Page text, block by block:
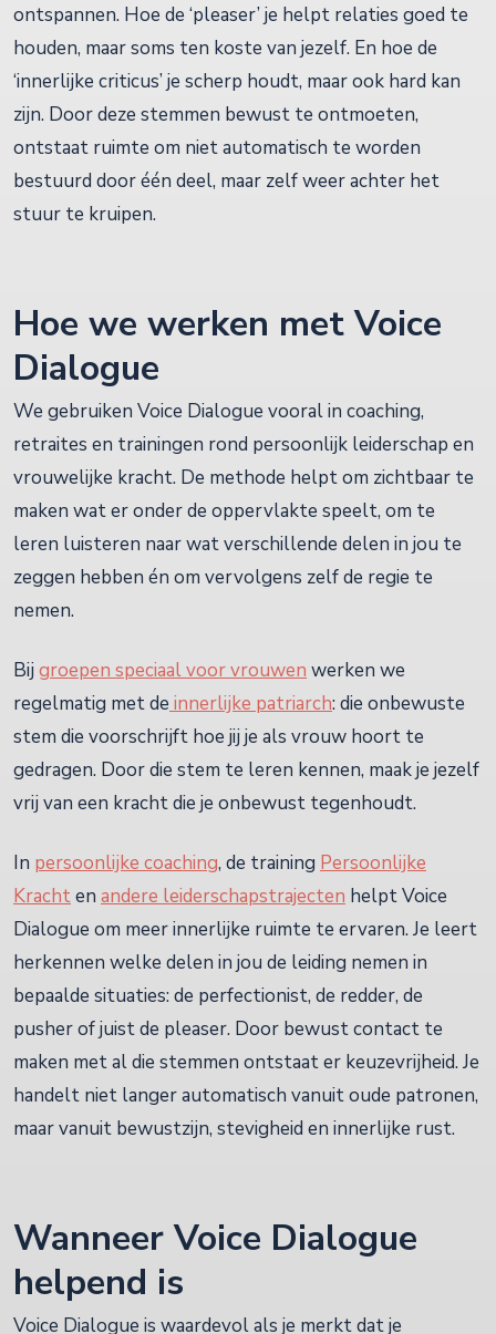
ontspannen. Hoe de ‘pleaser’ je helpt relaties goed te
houden, maar soms ten koste van jezelf. En hoe de
‘innerlijke criticus’ je scherp houdt, maar ook hard kan
zijn. Door deze stemmen bewust te ontmoeten,
ontstaat ruimte om niet automatisch te worden
bestuurd door één deel, maar zelf weer achter het
stuur te kruipen.
Hoe we werken met Voice
Dialogue
We gebruiken Voice Dialogue vooral in coaching,
retraites en trainingen rond persoonlijk leiderschap en
vrouwelijke kracht. De methode helpt om zichtbaar te
maken wat er onder de oppervlakte speelt, om te
leren luisteren naar wat verschillende delen in jou te
zeggen hebben én om vervolgens zelf de regie te
nemen.
Bij groepen speciaal voor vrouwen werken we
regelmatig met de innerlijke patriarch: die onbewuste
stem die voorschrijft hoe jij je als vrouw hoort te
gedragen. Door die stem te leren kennen, maak je jezelf
vrij van een kracht die je onbewust tegenhoudt.
In persoonlijke coaching, de training Persoonlijke
Krachten andere leiderschapstrajecten helpt Voice
Dialogue om meer innerlijke ruimte te ervaren. Je leert
herkennen welke delen in jou de leiding nemen in
bepaalde situaties: de perfectionist, de redder, de
pusher of juist de pleaser. Door bewust contact te
maken met al die stemmen ontstaat er keuzevrijheid. Je
handelt niet langer automatisch vanuit oude patronen,
maar vanuit bewustzijn, stevigheid en innerlijke rust.
Wanneer Voice Dialogue
helpend is
Voice Dialogue is waardevol als je merkt dat je